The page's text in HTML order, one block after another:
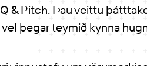
& Pitch. Þau veittu
þegar teymið kynna